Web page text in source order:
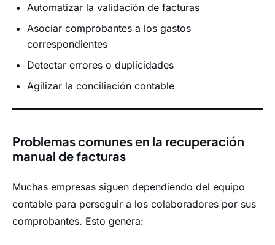
Automatizar la validación de facturas
Asociar comprobantes a los gastos
correspondientes
Detectar errores o duplicidades
Agilizar la conciliación contable
Problemas comunes en la recuperación
manual de facturas
Muchas empresas siguen dependiendo del equipo
contable para perseguir a los colaboradores por sus
comprobantes. Esto genera: